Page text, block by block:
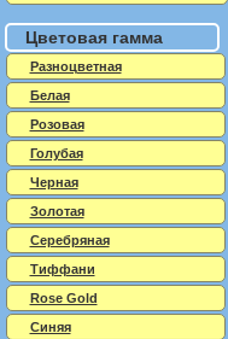
Цветовая гамма
Разноцветная
Белая
Розовая
Голубая
Черная
Золотая
Серебряная
Тиффани
Rose Gold
Синяя